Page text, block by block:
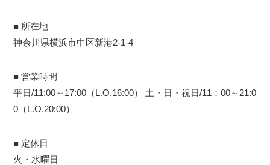
■ 所在地
神奈川県横浜市中区新港2-1-4
■ 営業時間
平日/11:00～17:00（L.O.16:00） 土・日・祝日/11：00～21:0
0（L.O.20:00）
■ 定休日
火・水曜日